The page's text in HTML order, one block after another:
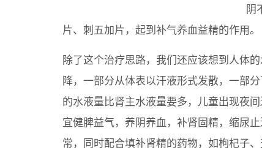
阴
片、刺五加片，起到补气养血益精的作用。
除了这个治疗思路，我们还应该想到人体
降，一部分从体表以汗液形式发散，一部
的水液量比肾主水液量要多，儿童出现夜
宜健脾益气，养阴养血，补肾固精，缩尿
常，同时配合填补肾精的药物，如枸杞子